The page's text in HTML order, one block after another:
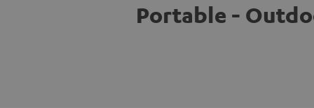
Portable -